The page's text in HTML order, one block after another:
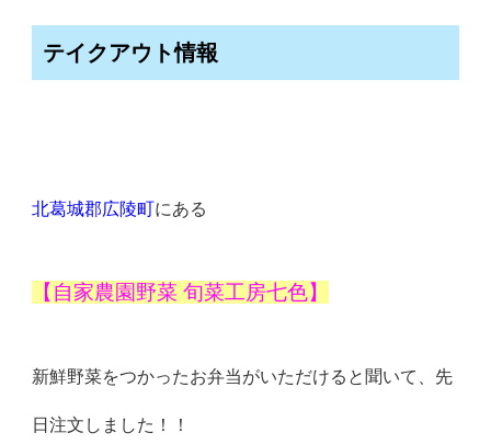
テイクアウト情報
北葛城郡広陵町にある
【自家農園野菜 旬菜工房七色】
新鮮野菜をつかったお弁当がいただけると聞いて、先
日注文しました！！